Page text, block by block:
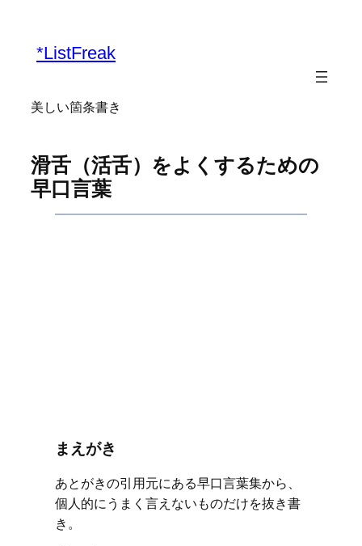
*ListFreak
美しい箇条書き
滑舌（活舌）をよくするための
早口言葉
まえがき
あとがきの引用元にある早口言葉集から、
個人的にうまく言えないものだけを抜き書
き。